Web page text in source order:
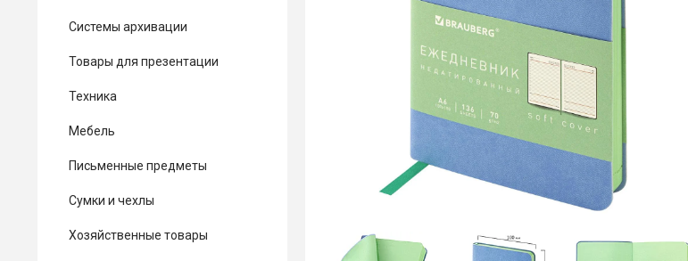
Системы архивации
Товары для презентации
Техника
Мебель
Письменные предметы
Сумки и чехлы
Хозяйственные товары